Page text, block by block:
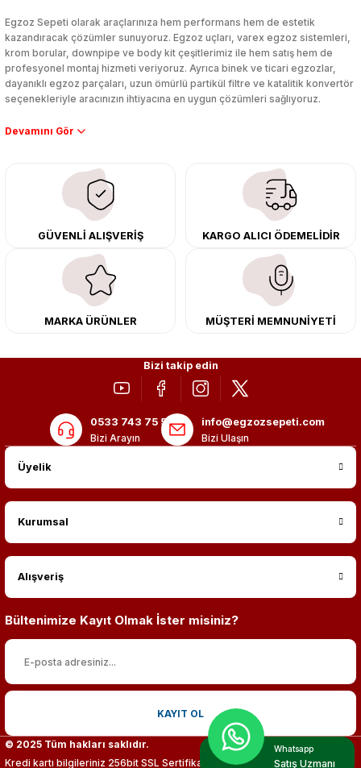
Egzoz Sepeti olarak araçlarınıza hem performans hem de estetik
kazandıracak çözümler sunuyoruz. Egzoz uçları, varex egzoz sistemleri,
krom borular, downpipe ve body kit çeşitlerimiz ile hem satış hem de
profesyonel montaj hizmeti veriyoruz. Ayrıca binek ve ticari egzozlar,
dayanıklı egzoz parçaları, uzun ömürlü partikül filtre ve katalitik konvertör
seçenekleriyle aracınızın ihtiyacına en uygun çözümleri sağlıyoruz.
Performans artışı isteyen sürücüler için özel performans egzozları ve
çıkma orijinal ürünler ile yenileyebilir, body kit uygulamalarıyla aracınızın
tasarımını ve aerodinamisini üst seviyeye taşıyabilirsiniz.
Tüm ürünlerimiz orijinal, dayanıklı ve uzun ömürlüdür. İstanbul’daki montaj
merkezimizde profesyonel montaj yapıyor, Türkiye’nin her yerine güvenli
kargo ile teslimat gerçekleştiriyoruz. Aracınıza değer katmak için doğru
adres: Egzoz Sepeti.
GÜVENLİ ALIŞVERİŞ KARGO ALICI ÖDEMELİDİR
MARKA ÜRÜNLER MÜŞTERİ MEMNUNİYETİ
Bizi takip edin
0533 743 75 56
Bizi Arayın
info@egzozsepeti.com
Bizi Ulaşın
Üyelik
Kurumsal
Alışveriş
Bültenimize Kayıt Olmak İster misiniz?
KAYIT OL
© 2025 Tüm hakları saklıdır.
Kredi kartı bilgileriniz 256bit SSL Sertifikası ile %100 koruma altındadır.
Whatsapp
Satış Uzmanı